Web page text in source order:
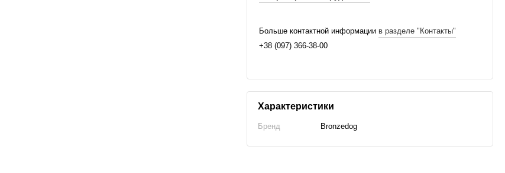
Больше контактной информации в разделе "Контакты"
+38 (097) 366-38-00
Характеристики
Бренд Bronzedog